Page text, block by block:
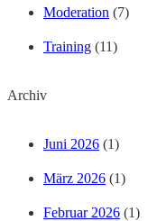
Moderation (7)
Training (11)
Archiv
Juni 2026 (1)
März 2026 (1)
Februar 2026 (1)